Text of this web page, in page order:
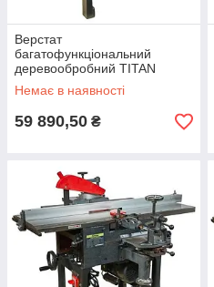
Верстат
багатофункціональний
деревообробний ТITAN
PMWM 12Ai
Немає в наявності
59 890,50 ₴